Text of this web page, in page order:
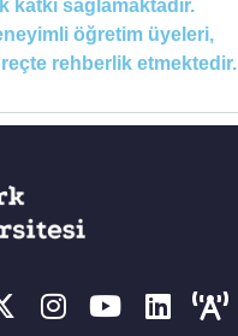
katkı sağlamaktadır.
öğretim üyeleri,
rehberlik etmektedir.